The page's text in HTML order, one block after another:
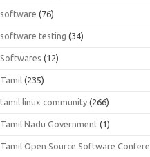
software (76)
software testing (34)
Softwares (12)
Tamil (235)
tamil linux community (266)
Tamil Nadu Government (1)
Tamil Open Source Software